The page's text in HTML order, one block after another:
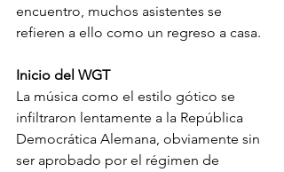
encuentro, muchos asistentes se
refieren a ello como un regreso a casa.
Inicio del WGT
La música como el estilo gótico se
infiltraron lentamente a la República
Democrática Alemana, obviamente sin
ser aprobado por el régimen de